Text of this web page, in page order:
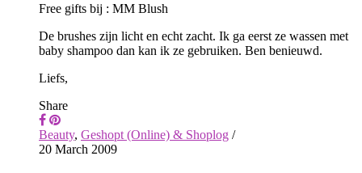
Free gifts bij : MM Blush
De brushes zijn licht en echt zacht. Ik ga eerst ze wassen met
baby shampoo dan kan ik ze gebruiken. Ben benieuwd.
Liefs,
Share
Beauty, Geshopt (Online) & Shoplog /
20 March 2009